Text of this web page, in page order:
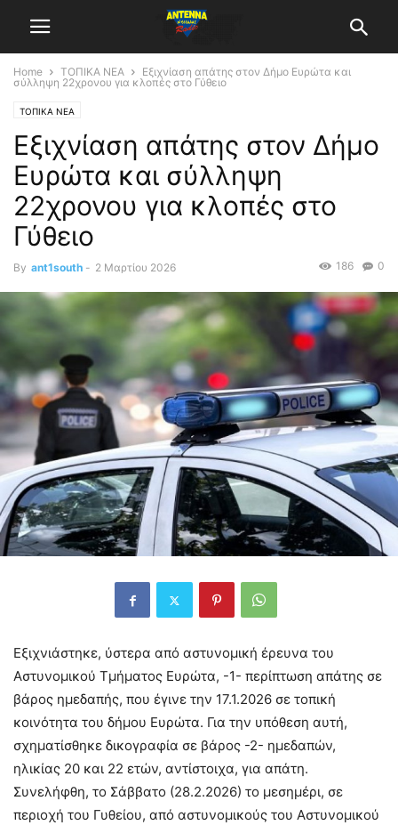
Home ΤΟΠΙΚΑ ΝΕΑ
Εξιχνίαση απάτης στον Δήμο Ευρώτα και
σύλληψη 22χρονου για κλοπές στο Γύθειο
ΤΟΠΙΚΑ ΝΕΑ
Εξιχνίαση απάτης στον Δήμο
Ευρώτα και σύλληψη
22χρονου για κλοπές στο
Γύθειο
By ant1south - 2 Μαρτίου 2026 0
186
Εξιχνιάστηκε, ύστερα από αστυνομική έρευνα του
Αστυνομικού Τμήματος Ευρώτα, -1- περίπτωση απάτης σε
βάρος ημεδαπής, που έγινε την 17.1.2026 σε τοπική
κοινότητα του δήμου Ευρώτα. Για την υπόθεση αυτή,
σχηματίσθηκε δικογραφία σε βάρος -2- ημεδαπών,
ηλικίας 20 και 22 ετών, αντίστοιχα, για απάτη.
Συνελήφθη, το Σάββατο (28.2.2026) το μεσημέρι, σε
περιοχή του Γυθείου, από αστυνομικούς του Αστυνομικού